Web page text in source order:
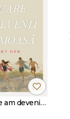
Vara în care am devenit frumoasă (seria Vara, vol. 1, ediție tie-in)